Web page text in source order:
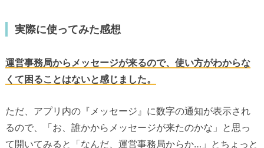
実際に使ってみた感想
運営事務局からメッセージが来るので、使い方がわからな
くて困ることはないと感じました。
ただ、アプリ内の『メッセージ』に数字の通知が表示され
るので、「お、誰かからメッセージが来たのかな」と思っ
て開いてみると「なんだ、運営事務局からか…」とちょっと